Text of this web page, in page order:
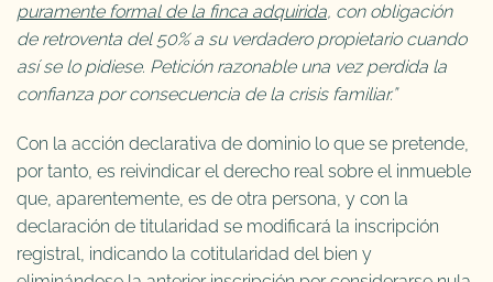
puramente formal de la finca adquirida, con obligación
de retroventa del 50% a su verdadero propietario cuando
así se lo pidiese. Petición razonable una vez perdida la
confianza por consecuencia de la crisis familiar.”
Con la acción declarativa de dominio lo que se pretende,
por tanto, es reivindicar el derecho real sobre el inmueble
que, aparentemente, es de otra persona, y con la
declaración de titularidad se modificará la inscripción
registral, indicando la cotitularidad del bien y